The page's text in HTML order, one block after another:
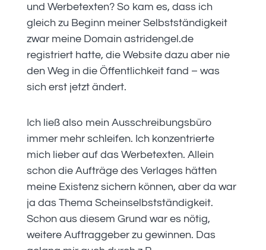
und Werbetexten? So kam es, dass ich
gleich zu Beginn meiner Selbstständigkeit
zwar meine Domain astridengel.de
registriert hatte, die Website dazu aber nie
den Weg in die Öffentlichkeit fand – was
sich erst jetzt ändert.
Ich ließ also mein Ausschreibungsbüro
immer mehr schleifen. Ich konzentrierte
mich lieber auf das Werbetexten. Allein
schon die Aufträge des Verlages hätten
meine Existenz sichern können, aber da war
ja das Thema Scheinselbstständigkeit.
Schon aus diesem Grund war es nötig,
weitere Auftraggeber zu gewinnen. Das